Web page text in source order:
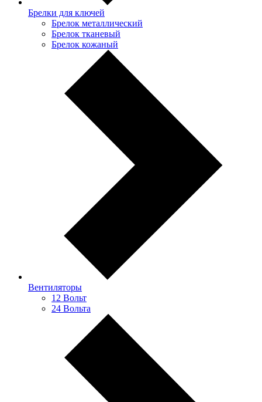
Брелки для ключей
Брелок металлический
Брелок тканевый
Брелок кожаный
Вентиляторы
12 Вольт
24 Вольта